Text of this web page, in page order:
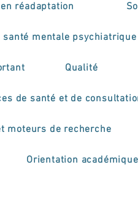
réadaptation
mentale psychiatrique
Qualité
de santé et de
moteurs de recherche
Orientation académique